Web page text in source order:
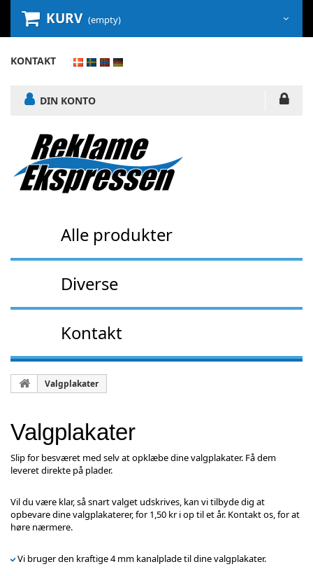
KURV (empty)
KONTAKT
DIN KONTO
Alle produkter
Diverse
Kontakt
Valgplakater
Valgplakater
Slip for besværet med selv at opklæbe dine valgplakater. Få dem
leveret direkte på plader.
Vil du være klar, så snart valget udskrives, kan vi tilbyde dig at
opbevare dine valgplakaterer, for 1,50 kr i op til et år. Kontakt os, for at
høre nærmere.
Vi bruger den kraftige 4 mm kanalplade til dine valgplakater.